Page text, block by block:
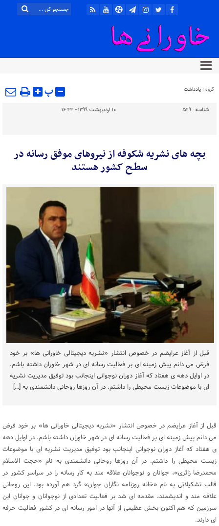
گروه : یادداشت پ
شناسه : 529 ۱۰ اردیبهشت ۱۳۹۹ - ۱۶:۴۳
بچه های نشریه شکوفه از نیروهای موفق رسانه در
سطـح کشور هستند
قبل از آغاز عرایضم در خصوص انتشار «نشریه دیجیتالی خاورانی ها» بر خود
فرض می دانم پیش زمینه ای بر فعالیت رسانه ای در شهر خاوران داشته باشم.
در اوایل دهه ی هفتاد که آغاز دوران نوجوانی اینجانب بود توفیق مدیریت نشریه
ای با موضوعات زیست محیطی را داشتم. در آن روزها روحانی دانشمندی به […]
قبل از آغاز عرایضم در خصوص انتشار «نشریه دیجیتالی خاورانی ها» بر خود فرض
می دانم پیش زمینه ای بر فعالیت رسانه ای در شهر خاوران داشته باشم. در اوایل دهه
ی هفتاد که آغاز دوران نوجوانی اینجانب بود توفیق مدیریت نشریه ای با موضوعات
زیست محیطی را داشتم. در آن روزها روحانی دانشمندی به نام «حجت الاسلام
محمدرضا زائری»، جوانان و نوجوانان علاقه مند به کار رسانه را در سراسر کشور در
قالب تشکیلاتی به نام «خانه روزنامه نگاران جوان» گرد هم آورده بود. این روحانی
علاقه مند و اندیشمند، مقدمه ای شد بر فعالیت تعدادی از نوجوانان و جوانان این
سرزمین که هم اکنون بخش عظیمی از آنها در امور رسانه ای در کشور فعالیت حرفه
ای دارند.